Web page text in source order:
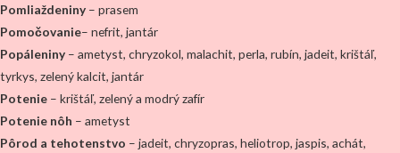
Pomliaždeniny – prasem
Pomočovanie– nefrit, jantár
Popáleniny – ametyst, chryzokol, malachit, perla, rubín, jadeit, krištáľ,
tyrkys, zelený kalcit, jantár
Potenie – krištáľ, zelený a modrý zafír
Potenie nôh – ametyst
Pôrod a tehotenstvo – jadeit, chryzopras, heliotrop, jaspis, achát,